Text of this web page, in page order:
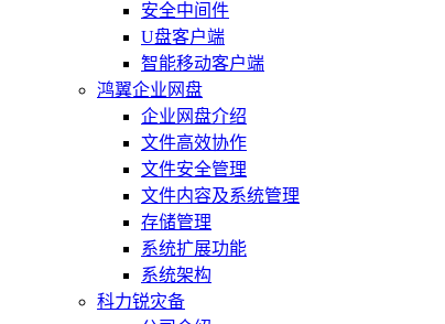
安全中间件
U盘客户端
智能移动客户端
鸿翼企业网盘
企业网盘介绍
文件高效协作
文件安全管理
文件内容及系统管理
存储管理
系统扩展功能
系统架构
科力锐灾备